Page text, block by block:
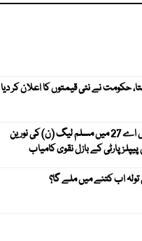
حکومت نے نئی قیمتوں کا اعلان کر دیا
آزاد کشمیر الیکشن ، ایل اے 27 میں مسلم لیگ (ن) کی نورین
تولہ اب کتنے میں ملے گا؟